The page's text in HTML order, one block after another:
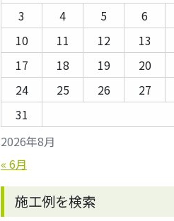
2026年8月
3
4 5 6
10
11 12 13
17
18 19 20
24
25 26 27
31
« 6月
施工例を検索